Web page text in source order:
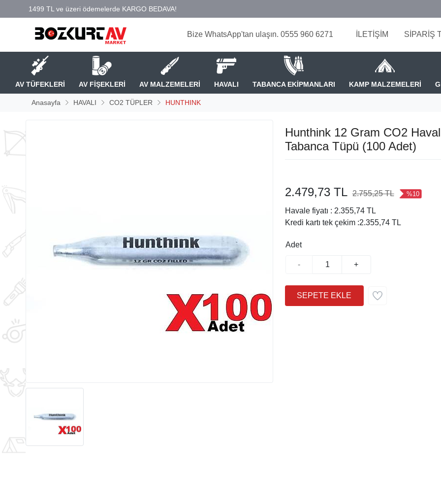
Bize WhatsApp'tan ulaşın. 0555 960 6271 İLETİŞİM SİPARİŞ
AV TÜFEKLERİ AV FİŞEKLERİ AV MALZEMELERİ HAVALI TABANCA EKİPMANLARI KAMP MALZEMELERİ
Anasayfa HAVALI CO2 TÜPLER HUNTHINK
Hunthink 12 Gram CO2
Tabanca Tüpü (100 Adet)
2.479,73 TL 2.755,25 TL %10
Havale fiyatı : 2.355,74 TL
Kredi kartı tek çekim :2.355,74 TL
Adet
- +